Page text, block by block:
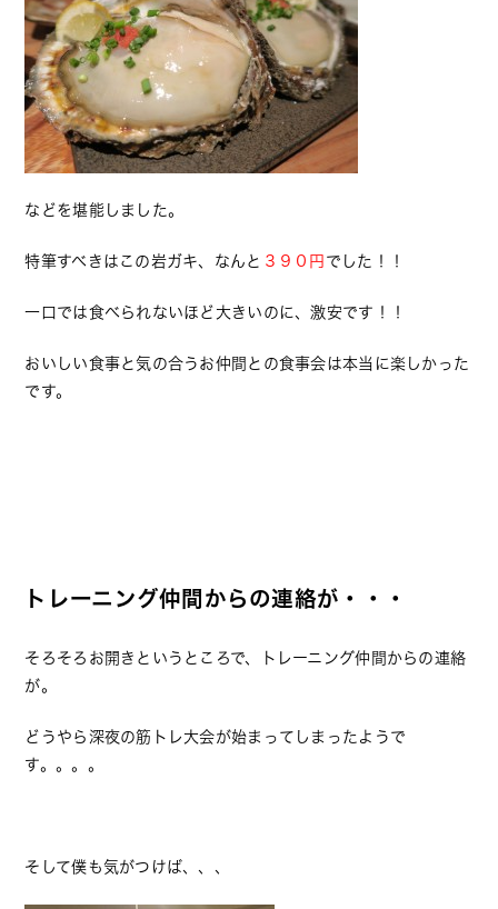
などを堪能しました。
特筆すべきはこの岩ガキ、なんと ３９０円 でした！！
一口では食べられないほど大きいのに、激安です！！
おいしい食事と気の合うお仲間との食事会は本当に楽しかった
です。
トレーニング仲間からの連絡が・・・
そろそろお開きというところで、トレーニング仲間からの連絡
が。
どうやら深夜の筋トレ大会が始まってしまったようで
す。。。。
そして僕も気がつけば、、、